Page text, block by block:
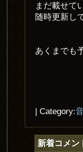
まだ載せて
随時更新し
あくまでも
| Category:
新着コメン